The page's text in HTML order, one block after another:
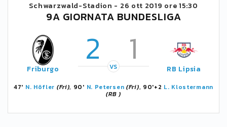
Schwarzwald-Stadion - 26 ott 2019 ore 15:30
9A GIORNATA BUNDESLIGA
Friburgo 2 1
VS RB Lipsia
47' N. Höfler (Fri), 90' N. Petersen (Fri), 90'+2 L. Klostermann
(RB )